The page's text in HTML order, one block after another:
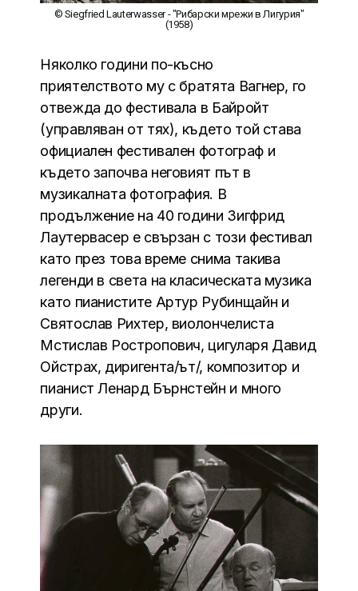
© Siegfried Lauterwasser - "Рибарски мрежи в Лигурия"
(1958)
Няколко години по-късно
приятелството му с братята Вагнер, го
отвежда до фестивала в Байройт
(управляван от тях), където той става
официален фестивален фотограф и
където започва неговият път в
музикалната фотография. В
продължение на 40 години Зигфрид
Лаутервасер е свързан с този фестивал
като през това време снима такива
легенди в света на класическата музика
като пианистите Артур Рубинщайн и
Святослав Рихтер, виолончелиста
Мстислав Ростропович, цигуларя Давид
Ойстрах, диригента/ът/, композитор и
пианист Ленард Бърнстейн и много
други.